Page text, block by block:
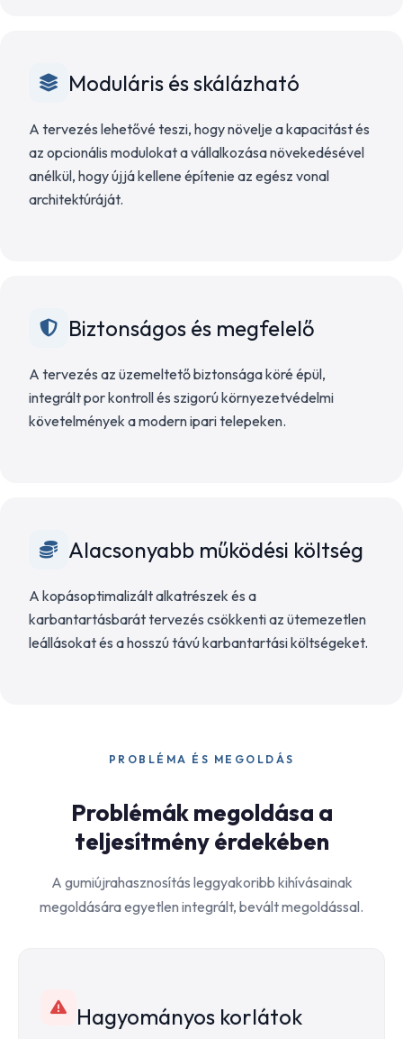
Moduláris és skálázható
A tervezés lehetővé teszi, hogy növelje a kapacitást és
az opcionális modulokat a vállalkozása növekedésével
anélkül, hogy újjá kellene építenie az egész vonal
architektúráját.
Biztonságos és megfelelő
A tervezés az üzemeltető biztonsága köré épül,
integrált por kontroll és szigorú környezetvédelmi
követelmények a modern ipari telepeken.
Alacsonyabb működési költség
A kopásoptimalizált alkatrészek és a
karbantartásbarát tervezés csökkenti az ütemezetlen
leállásokat és a hosszú távú karbantartási költségeket.
PROBLÉMA ÉS MEGOLDÁS
Problémák megoldása a
teljesítmény érdekében
A gumiújrahasznosítás leggyakoribb kihívásainak
megoldására egyetlen integrált, bevált megoldással.
Hagyományos korlátok